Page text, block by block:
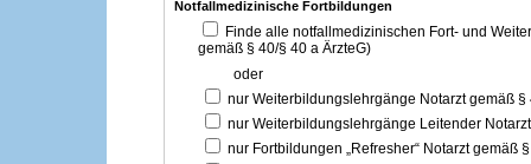
Notfallmedizinische Fortbildungen
Finde alle notfallmedizinischen Fort- und
gemäß § 40/§ 40 a ÄrzteG)
oder
nur Weiterbildungslehrgänge Notarzt gemäß §
nur Weiterbildungslehrgänge Leitender
nur Fortbildungen „Refresher“ Notarzt gemäß